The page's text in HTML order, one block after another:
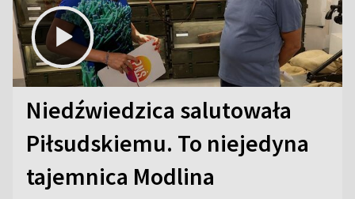
Niedźwiedzica salutowała
Piłsudskiemu. To niejedyna
tajemnica Modlina